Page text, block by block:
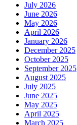
July 2026
June 2026
May 2026
April 2026
January 2026
December 2025
October 2025
September 2025
August 2025
July 2025
June 2025
May 2025
April 2025
March 2025